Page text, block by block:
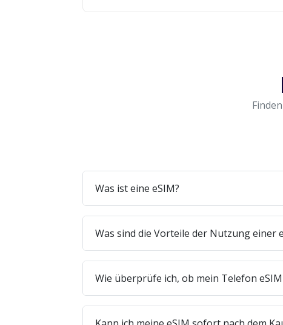
Was ist eine eSIM?
Was sind die Vorteile der Nutzung einer
Wie überprüfe ich, ob mein Telefon